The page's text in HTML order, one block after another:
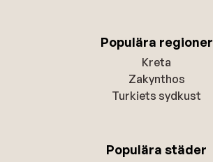
Populära regioner
Kreta
Zakynthos
Turkiets sydkust
Populära städer